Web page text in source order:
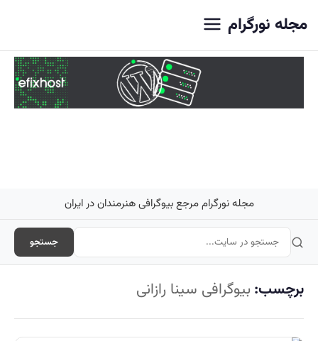
مجله نورگرام
مجله نورگرام مرجع بیوگرافی هنرمندان در ایران
جستجو
برچسب: بیوگرافی سینا رازانی